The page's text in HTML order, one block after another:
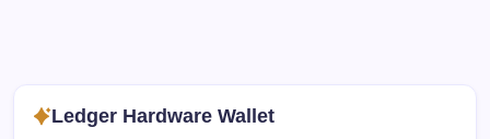
Ledger Hardware Wallet